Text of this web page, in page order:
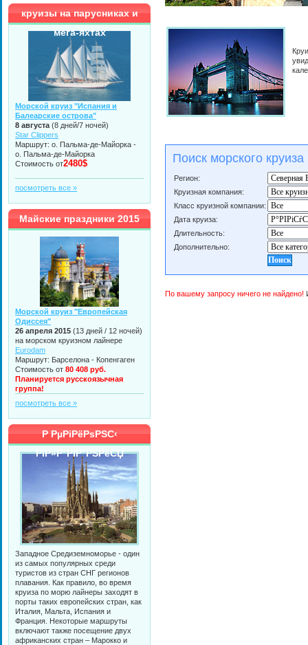
Поиск морского круиза
Регион:
Круизная компания:
Класс круизной компании:
Дата круиза:
Длительность:
Дополнительно:
По вашему запросу ничего не найдено!
круизы на парусниках и
мега-яхтах
Морской круиз "Испания и
Балеарские острова"
8 августа (8 дней/7 ночей)
Star Clippers
Маршрут: о. Пальма-де-Майорка -
о. Пальма-де-Майорка
Стоимость от2480$
посмотреть все »
Майские праздники 2015
Морской круиз "Европейская
Одиссея"
26 апреля 2015 (13 дней / 12 ночей)
на морском круизном лайнере
Eurodam
Маршрут: Барселона - Копенгаген
Стоимость от 80 408 руб.
Планируется русскоязычная
группа!
посмотреть все »
Р РµРіРёРѕРЅС‹
РїР»Р°РІР°РЅРёСЏ
Западное Средиземноморье - один
из самых популярных среди
туристов из стран СНГ регионов
плавания. Как правило, во время
круиза по морю лайнеры заходят в
порты таких европейских стран, как
Италия, Мальта, Испания и
Франция. Некоторые маршруты
включают также посещение двух
африканских стран – Марокко и